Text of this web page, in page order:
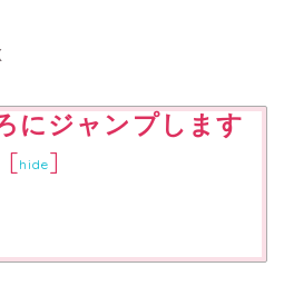
にジャンプします
[hide]